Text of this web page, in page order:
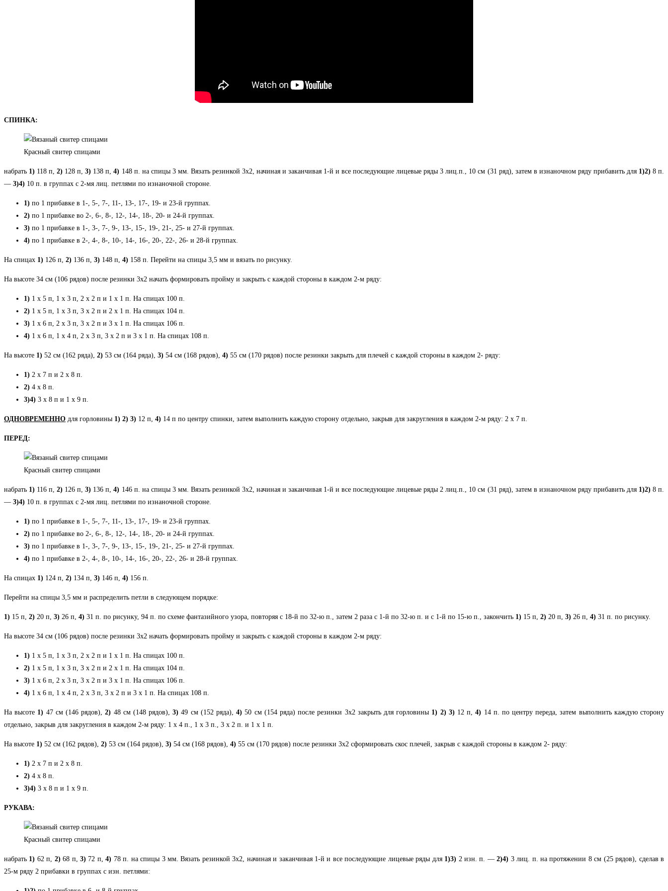
СПИНКА:
Красный свитер спицами
набрать 1) 118 п,2) 128 п,3) 138 п,4) 148 п. на спицы 3 мм. Вязать резинкой 3х2, начиная и заканчивая 1-й и все последующие лицевые ряды 3 лиц.п., 10 см (31 ряд), затем в изнаночном ряду прибавить для 1)2) 8 п.
— 3)4) 10 п. в группах с 2-мя лиц. петлями по изнаночной стороне.
1) по 1 прибавке в 1-, 5-, 7-, 11-, 13-, 17-, 19- и 23-й группах.
2) по 1 прибавке во 2-, 6-, 8-, 12-, 14-, 18-, 20- и 24-й группах.
3) по 1 прибавке в 1-, 3-, 7-, 9-, 13-, 15-, 19-, 21-, 25- и 27-й группах.
4) по 1 прибавке в 2-, 4-, 8-, 10-, 14-, 16-, 20-, 22-, 26- и 28-й группах.
На спицах 1) 126 п, 2) 136 п, 3) 148 п, 4) 158 п. Перейти на спицы 3,5 мм и вязать по рисунку.
На высоте 34 см (106 рядов) после резинки 3х2 начать формировать пройму и закрыть с каждой стороны в каждом 2-м ряду:
1) 1 х 5 п, 1 х 3 п, 2 х 2 п и 1 х 1 п. На спицах 100 п.
2) 1 х 5 п, 1 х 3 п, 3 х 2 п и 2 х 1 п. На спицах 104 п.
3) 1 х 6 п, 2 х 3 п, 3 х 2 п и 3 х 1 п. На спицах 106 п.
4) 1 х 6 п, 1 х 4 п, 2 х 3 п, 3 х 2 п и 3 х 1 п. На спицах 108 п.
На высоте 1) 52 см (162 ряда), 2) 53 см (164 ряда), 3) 54 см (168 рядов), 4) 55 см (170 рядов) после резинки закрыть для плечей с каждой стороны в каждом 2- ряду:
1) 2 х 7 п и 2 х 8 п.
2) 4 х 8 п.
3)4) 3 х 8 п и 1 х 9 п.
ОДНОВРЕМЕННО для горловины 1) 2) 3) 12 п, 4) 14 п по центру спинки, затем выполнить каждую сторону отдельно, закрыв для закругления в каждом 2-м ряду: 2 х 7 п.
ПЕРЕД:
Красный свитер спицами
набрать 1) 116 п,2) 126 п,3) 136 п,4) 146 п. на спицы 3 мм. Вязать резинкой 3х2, начиная и заканчивая 1-й и все последующие лицевые ряды 2 лиц.п., 10 см (31 ряд), затем в изнаночном ряду прибавить для 1)2) 8 п.
— 3)4) 10 п. в группах с 2-мя лиц. петлями по изнаночной стороне.
1) по 1 прибавке в 1-, 5-, 7-, 11-, 13-, 17-, 19- и 23-й группах.
2) по 1 прибавке во 2-, 6-, 8-, 12-, 14-, 18-, 20- и 24-й группах.
3) по 1 прибавке в 1-, 3-, 7-, 9-, 13-, 15-, 19-, 21-, 25- и 27-й группах.
4) по 1 прибавке в 2-, 4-, 8-, 10-, 14-, 16-, 20-, 22-, 26- и 28-й группах.
На спицах 1) 124 п, 2) 134 п, 3) 146 п, 4) 156 п.
Перейти на спицы 3,5 мм и распределить петли в следующем порядке:
1) 15 п, 2) 20 п, 3) 26 п, 4) 31 п. по рисунку, 94 п. по схеме фантазийного узора, повторяя с 18-й по 32-ю п., затем 2 раза с 1-й по 32-ю п. и с 1-й по 15-ю п., закончить 1) 15 п, 2) 20 п, 3) 26 п, 4) 31 п. по рисунку.
На высоте 34 см (106 рядов) после резинки 3х2 начать формировать пройму и закрыть с каждой стороны в каждом 2-м ряду:
1) 1 х 5 п, 1 х 3 п, 2 х 2 п и 1 х 1 п. На спицах 100 п.
2) 1 х 5 п, 1 х 3 п, 3 х 2 п и 2 х 1 п. На спицах 104 п.
3) 1 х 6 п, 2 х 3 п, 3 х 2 п и 3 х 1 п. На спицах 106 п.
4) 1 х 6 п, 1 х 4 п, 2 х 3 п, 3 х 2 п и 3 х 1 п. На спицах 108 п.
На высоте 1) 47 см (146 рядов),2) 48 см (148 рядов),3) 49 см (152 ряда),4) 50 см (154 ряда) после резинки 3х2 закрыть для горловины 1) 2) 3) 12 п,4) 14 п. по центру переда, затем выполнить каждую сторону
отдельно, закрыв для закругления в каждом 2-м ряду: 1 х 4 п., 1 х 3 п., 3 х 2 п. и 1 х 1 п.
На высоте 1) 52 см (162 рядов), 2) 53 см (164 рядов), 3) 54 см (168 рядов), 4) 55 см (170 рядов) после резинки 3х2 сформировать скос плечей, закрыв с каждой стороны в каждом 2- ряду:
1) 2 х 7 п и 2 х 8 п.
2) 4 х 8 п.
3)4) 3 х 8 п и 1 х 9 п.
РУКАВА:
Красный свитер спицами
набрать 1) 62 п, 2) 68 п,3) 72 п,4) 78 п. на спицы 3 мм. Вязать резинкой 3х2, начиная и заканчивая 1-й и все последующие лицевые ряды для 1)3) 2 изн. п. —2)4) 3 лиц. п. на протяжении 8 см (25 рядов), сделав в
25-м ряду 2 прибавки в группах с изн. петлями: